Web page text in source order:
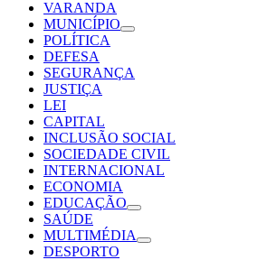
VARANDA
MUNICÍPIO
POLÍTICA
DEFESA
SEGURANÇA
JUSTIÇA
LEI
CAPITAL
INCLUSÃO SOCIAL
SOCIEDADE CIVIL
INTERNACIONAL
ECONOMIA
EDUCAÇÃO
SAÚDE
MULTIMÉDIA
DESPORTO